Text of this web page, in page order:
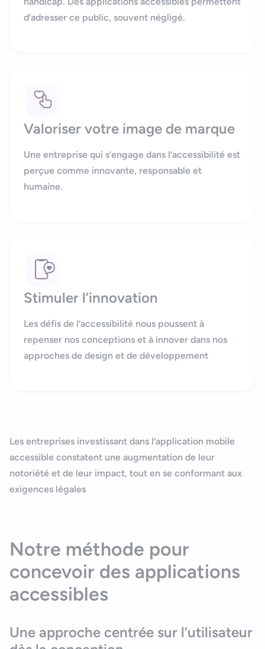
d’adresser ce public, souvent négligé.
Valoriser votre image de marque
Une entreprise qui s’engage dans l’accessibilité est
perçue comme innovante, responsable et
humaine.
Stimuler l’innovation
Les défis de l’accessibilité nous poussent à
repenser nos conceptions et à innover dans nos
approches de design et de développement
Les entreprises investissant dans l’application mobile
accessible constatent une augmentation de leur
notoriété et de leur impact, tout en se conformant aux
exigences légales
Notre méthode pour
concevoir des applications
accessibles
Une approche centrée sur l’utilisateur
Bonjour, je suis Zel, votre assistant. Comment puis-je vous
aider ?